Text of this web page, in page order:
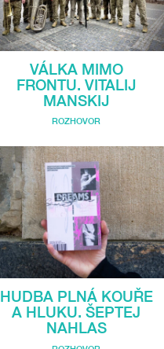
VÁLKA MIMO
FRONTU. VITALIJ
MANSKIJ
ROZHOVOR
HUDBA PLNÁ KOUŘE
A HLUKU. ŠEPTEJ
NAHLAS